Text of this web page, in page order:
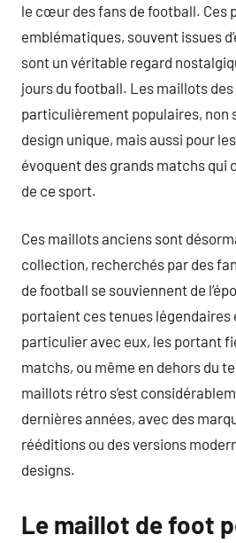
le cœur des fans de football. Ces
emblématiques, souvent issues
sont un véritable regard
jours du football. Les maillots
particulièrement populaires, non
design unique, mais aussi pour
évoquent des grands matchs qui
de ce sport.
Ces maillots anciens sont
collection, recherchés par des
de football se souviennent de
portaient ces tenues légendaires
particulier avec eux, les portant
matchs, ou même en dehors du
maillots rétro s’est
dernières années, avec des
rééditions ou des versions
designs.
Le maillot de foot